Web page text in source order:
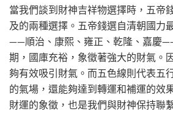
當我們談到財神吉祥物選擇時，五帝
及的兩種選擇。五帝錢選自清朝國力
——順治、康熙、雍正、乾隆、嘉慶
期，國庫充裕，象徵著強大的財氣。
夠有效吸引財氣。而五色線則代表五
的氣場，還能夠達到轉運和補運的效
財運的象徵，也是我們與財神保持聯